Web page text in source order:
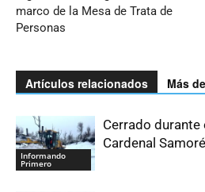
marco de la Mesa de Trata de
Personas
Artículos relacionados Más
Informando
Primero
Cerrado durante
Cardenal Samoré